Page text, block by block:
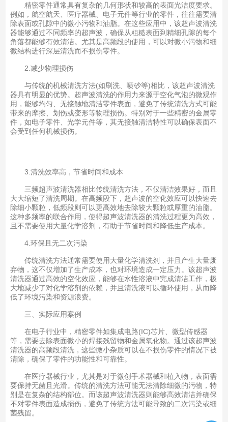
精密零件通常具有复杂的几何形状和较高的表面光洁度要求。
例如，航空航天、医疗器械、电子元件等行业的零件，往往需要清
除表面或孔隙中的微小污物和油脂。在这些应用中，该超声波清洗
器能够通过不同频率的超声波，确保从粗糙表面到精细孔隙的每个
角落都能够有效清洁。尤其是高频段的使用，可以对微小污物和细
微结构进行深层清洗而不损伤零件。
2.减少物理损伤
与传统的机械清洗方法(如刷洗、喷砂等)相比，该超声波清洗
器具有明显的优势。超声波清洗的作用力来源于空化气泡的微观作
用，能够均匀、无接触地清洁零件表面，避免了传统清洗方式可能
带来的摩擦、划伤或变形等物理损伤。特别对于一些精密的金属零
件，如电子零件、光学元件等，其无接触清洁特性可以确保表面不
会受到任何机械损伤。
3.清洗效率高，节省时间和成本
三频超声波清洗器相比传统清洗方法，不仅清洁效果好，而且
大大缩短了清洗周期。在高频段下，超声波的空化效应可以快速去
除细小颗粒，低频段则可以更高效地去除较大颗粒或厚重的油脂。
这种多频率的联合作用，使得超声波清洗器的清洗过程更为高效，
且不需要使用大量化学溶剂，有助于节省时间和降低生产成本。
4.环保且无二次污染
传统清洗方法通常需要使用大量化学清洗剂，并且产生大量废
弃物，这不仅增加了生产成本，也对环境造成一定压力。该超声波
清洗器通过高效的空化效应，能够在水性溶液中完成清洁工作，极
大地减少了对化学溶剂的依赖，并且清洗液可以循环使用，从而降
低了环境污染和资源浪费。
三、实际应用案例
在电子行业中，精密零件如集成电路(IC)芯片、微型传感器
等，需要去除表面微小的焊接残留物和金属氧化物。通过该超声波
清洗器的高频段清洗，这些微小杂质可以在不损伤零件的情况下被
清除，确保了零件的功能性和可靠性。
在医疗器械行业，尤其是对于微创手术器械和植入物，表面需
要保持无菌且光滑。传统的清洗方法可能无法清除细微的污物，特
别是在复杂的结构部位。而该超声波清洗器则能够高效清洁并确保
不对零件表面造成损伤，避免了传统方法可能导致的二次污染或细
菌残留。